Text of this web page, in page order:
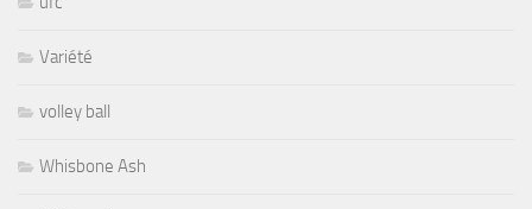
Variété
volley ball
Whisbone Ash